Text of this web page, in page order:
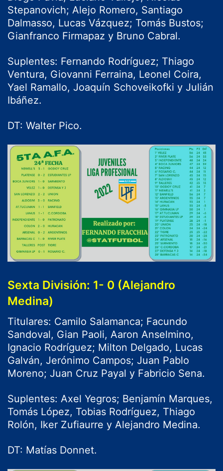
Stepanovich; Alejo Romero, Santiago
Dalmasso, Lucas Vázquez; Tomás Bustos;
Gianfranco Firmapaz y Bruno Cabral.
Suplentes: Fernando Rodríguez; Thiago
Ventura, Giovanni Ferraina, Leonel Coira,
Yael Ramallo, Joaquín Schoveikofki y Julián
Ibáñez.
DT: Walter Pico.
Sexta División: 1- 0 (Alejandro
Medina)
Titulares: Camilo Salamanca; Facundo
Sandoval, Gian Paoli, Aaron Anselmino,
Ignacio Rodríguez; Milton Delgado, Lucas
Galván, Jerónimo Campos; Juan Pablo
Moreno; Juan Cruz Payal y Fabricio Sena.
Suplentes: Axel Yegros; Benjamín Marques,
Tomás López, Tobias Rodríguez, Thiago
Rolón, Iker Zufiaurre y Alejandro Medina.
DT: Matías Donnet.